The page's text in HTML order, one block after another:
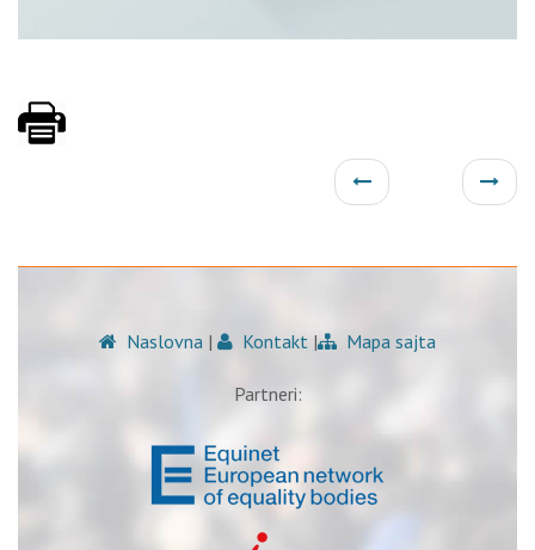
Naslovna | Kontakt | Mapa sajta
Partneri: